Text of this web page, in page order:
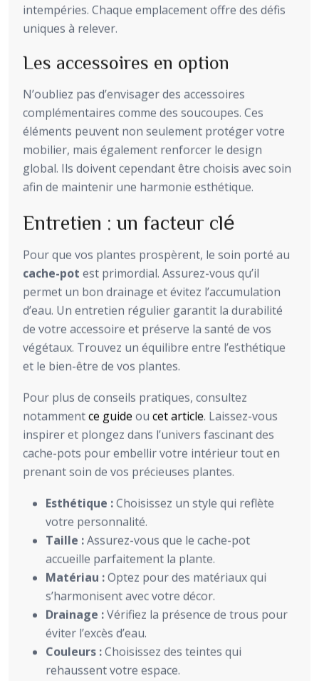
intempéries. Chaque emplacement offre des défis
uniques à relever.
Les accessoires en option
N’oubliez pas d’envisager des accessoires
complémentaires comme des soucoupes. Ces
éléments peuvent non seulement protéger votre
mobilier, mais également renforcer le design
global. Ils doivent cependant être choisis avec soin
afin de maintenir une harmonie esthétique.
Entretien : un facteur clé
Pour que vos plantes prospèrent, le soin porté au
cache-pot est primordial. Assurez-vous qu’il
permet un bon drainage et évitez l’accumulation
d’eau. Un entretien régulier garantit la durabilité
de votre accessoire et préserve la santé de vos
végétaux. Trouvez un équilibre entre l’esthétique
et le bien-être de vos plantes.
Pour plus de conseils pratiques, consultez
notammentce guide ou cet article. Laissez-vous
inspirer et plongez dans l’univers fascinant des
cache-pots pour embellir votre intérieur tout en
prenant soin de vos précieuses plantes.
Esthétique :Choisissez un style qui reflète
votre personnalité.
Taille :Assurez-vous que le cache-pot
accueille parfaitement la plante.
Matériau :Optez pour des matériaux qui
s’harmonisent avec votre décor.
Drainage :Vérifiez la présence de trous pour
éviter l’excès d’eau.
Couleurs :Choisissez des teintes qui
rehaussent votre espace.